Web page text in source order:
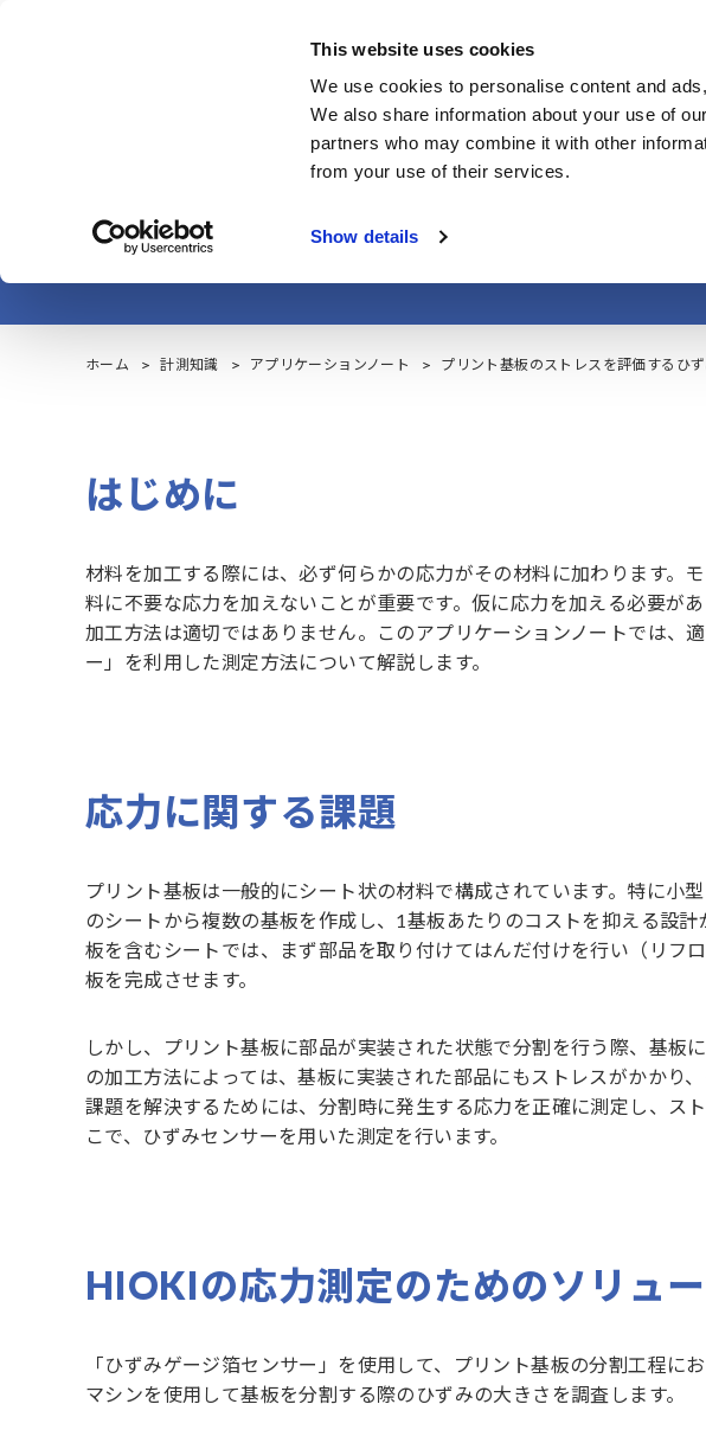
This website uses cookies
We use cookies to personalise content and
We also share information about your use of
partners who may combine it with other
from your use of their services.
Show details
製品・サービス
製品
プリント基板のス
ホーム 計測知識 アプリケーションノート プリント基板のストレスを評価するひ
はじめに
材料を加工する際には、必ず何らかの応力がその材料に加わります。
料に不要な応力を加えないことが重要です。仮に応力を加える必要が
加工方法は適切ではありません。このアプリケーションノートでは、
ー」を利用した測定方法について解説します。
応力に関する課題
プリント基板は一般的にシート状の材料で構成されています。特に小
のシートから複数の基板を作成し、1基板あたりのコストを抑える設
板を含むシートでは、まず部品を取り付けてはんだ付けを行い（リフ
板を完成させます。
しかし、プリント基板に部品が実装された状態で分割を行う際、基板
の加工方法によっては、基板に実装された部品にもストレスがかかり
課題を解決するためには、分割時に発生する応力を正確に測定し、ス
こで、ひずみセンサーを用いた測定を行います。
HIOKIの応力測定のためのソリュ
「ひずみゲージ箔センサー」を使用して、プリント基板の分割工程に
マシンを使用して基板を分割する際のひずみの大きさを調査します。